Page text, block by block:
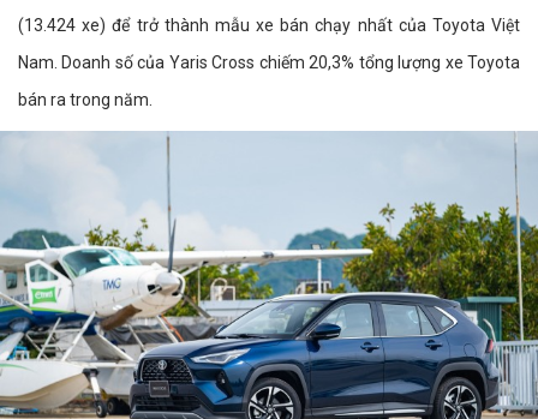
(13.424 xe) để trở thành mẫu xe bán chạy nhất của Toyota Việt
Nam. Doanh số của Yaris Cross chiếm 20,3% tổng lượng xe Toyota
bán ra trong năm.